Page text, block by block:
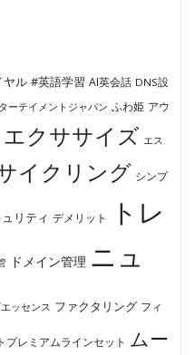
ヤル #英語学習 AI英会話 DNS設
ーテイメントジャパン ふわ姫 アウ
エクササイズ エス
イクリング シンプ
リティ デメリット
トレ
ドメイン管理 ニュ
ッセンス ファクタリング フィ
プレミアムラインセット ムー